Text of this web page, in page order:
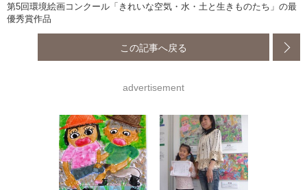
第5回環境絵画コンクール「きれいな空気・水・土と生きものたち」の最
優秀賞作品
この記事へ戻る
advertisement